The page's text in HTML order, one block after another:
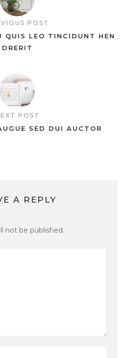
POST
QUIS LEO TINCIDUNT HEN
DRERIT
POST
SED DUI AUCTOR
A REPLY
not be published.